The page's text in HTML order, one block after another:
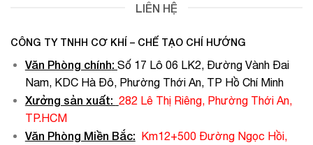
LIÊN HỆ
CÔNG TY TNHH CƠ KHÍ – CHẾ TẠO CHÍ HƯỚNG
Văn Phòng chính: Số 17 Lô 06 LK2, Đường Vành Đai
Nam, KDC Hà Đô, Phường Thới An, TP Hồ Chí Minh
Xưởng sản xuất: 282 Lê Thị Riêng, Phường Thới An,
TP.HCM
Văn Phòng Miền Bắc: Km12+500 Đường Ngọc Hồi,